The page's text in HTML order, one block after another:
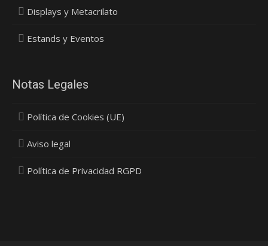
Displays y Metacrilato
Estands y Eventos
Notas Legales
Política de Cookies (UE)
Aviso legal
Política de Privacidad RGPD